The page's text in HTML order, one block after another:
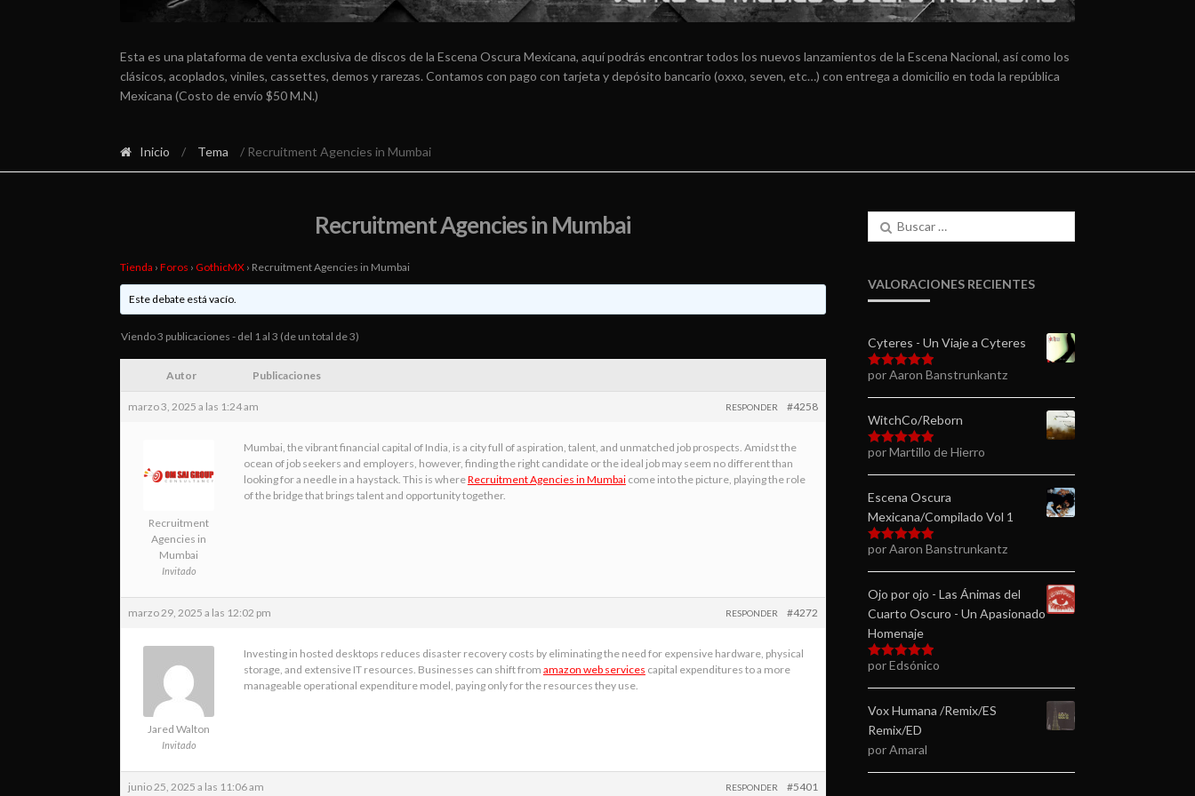
Esta es una plataforma de venta exclusiva de discos de la Escena Oscura Mexicana, aquí podrás encontrar todos los nuevos lanzamientos de la Escena Nacional, así como los
clásicos, acoplados, viniles, cassettes, demos y rarezas. Contamos con pago con tarjeta y depósito bancario (oxxo, seven, etc…) con entrega a domicilio en toda la república
Mexicana (Costo de envío $50 M.N.)
Inicio / Tema / Recruitment Agencies in Mumbai
Recruitment Agencies in Mumbai
Tienda › Foros › GothicMX › Recruitment Agencies in Mumbai
Este debate está vacío.
Viendo 3 publicaciones - del 1 al 3 (de un total de 3)
Autor Publicaciones
marzo 3, 2025 a las 1:24 am #4258
RESPONDER
Recruitment
Agencies in
Mumbai
Invitado
Mumbai, the vibrant financial capital of India, is a city full of aspiration, talent, and unmatched job prospects. Amidst the
ocean of job seekers and employers, however, finding the right candidate or the ideal job may seem no different than
looking for a needle in a haystack. This is whereRecruitment Agencies in Mumbaicome into the picture, playing the role
of the bridge that brings talent and opportunity together.
marzo 29, 2025 a las 12:02 pm #4272
RESPONDER
Jared Walton
Invitado
Investing in hosted desktops reduces disaster recovery costs by eliminating the need for expensive hardware, physical
storage, and extensive IT resources. Businesses can shift from amazon web services capital expenditures to a more
manageable operational expenditure model, paying only for the resources they use.
junio 25, 2025 a las 11:06 am #5401
RESPONDER
Buscar:
VALORACIONES RECIENTES
Cyteres - Un Viaje a Cyteres
Valorado en
por Aaron Banstrunkantz
WitchCo/Reborn
Valorado en
por Martillo de Hierro
Escena Oscura
Mexicana/Compilado Vol 1
Valorado en
por Aaron Banstrunkantz
Ojo por ojo - Las Ánimas del
Cuarto Oscuro - Un Apasionado
Homenaje
Valorado en
por Edsónico
Vox Humana /Remix/ES
Remix/ED
por Amaral